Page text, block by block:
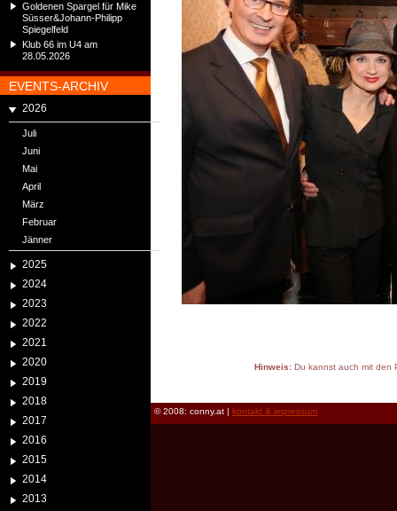
Goldenen Spargel für Mike
Süsser&Johann-Philipp
Spiegelfeld
Klub 66 im U4 am
28.05.2026
EVENTS-ARCHIV
2026
Juli
Juni
Mai
April
März
Februar
Jänner
2025
2024
2023
2022
2021
2020
2019
2018
2017
2016
2015
2014
2013
Hinweis:Du kannst auch mit den
© 2008: conny.at | kontakt & impressum